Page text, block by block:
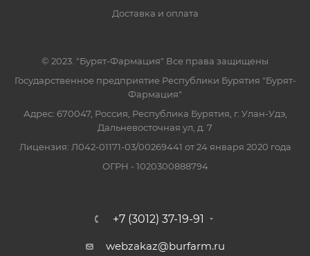
Доставка и оплата
© 2023. "Бурят-Фармация" Все права защищены
Государственное предприятие Республики Бурятия "Бурят-
Фармация"
Адрес: 670047, Россия, Республика Бурятия, г. Улан-Удэ,
Дальневосточная ул, д. 7
Лицензия: Л042-01171-03/00269441 от 24 января 2020 года
ОГРН - 1020300888794
+7 (3012) 37-19-91
webzakaz@burfarm.ru